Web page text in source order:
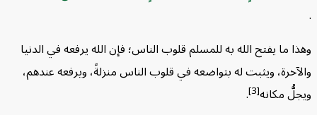
يفتح الله به للمسلم قلوب الناس؛ فإن الله يرفعه في الدنيا
ويثبت له بتواضعه في قلوب الناس منزلةً، ويرفعه عندهم،
[3]
.